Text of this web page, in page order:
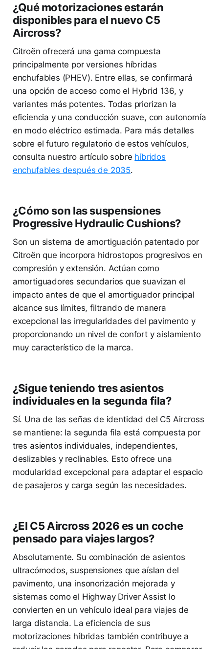
¿Qué motorizaciones estarán
disponibles para el nuevo C5
Aircross?
Citroën ofrecerá una gama compuesta
principalmente por versiones híbridas
enchufables (PHEV). Entre ellas, se confirmará
una opción de acceso como el Hybrid 136, y
variantes más potentes. Todas priorizan la
eficiencia y una conducción suave, con autonomía
en modo eléctrico estimada. Para más detalles
sobre el futuro regulatorio de estos vehículos,
consulta nuestro artículo sobre híbridos
enchufables después de 2035.
¿Cómo son las suspensiones
Progressive Hydraulic Cushions?
Son un sistema de amortiguación patentado por
Citroën que incorpora hidrostopos progresivos en
compresión y extensión. Actúan como
amortiguadores secundarios que suavizan el
impacto antes de que el amortiguador principal
alcance sus límites, filtrando de manera
excepcional las irregularidades del pavimento y
proporcionando un nivel de confort y aislamiento
muy característico de la marca.
¿Sigue teniendo tres asientos
individuales en la segunda fila?
Sí. Una de las señas de identidad del C5 Aircross
se mantiene: la segunda fila está compuesta por
tres asientos individuales, independientes,
deslizables y reclinables. Esto ofrece una
modularidad excepcional para adaptar el espacio
de pasajeros y carga según las necesidades.
¿El C5 Aircross 2026 es un coche
pensado para viajes largos?
Absolutamente. Su combinación de asientos
ultracómodos, suspensiones que aíslan del
pavimento, una insonorización mejorada y
sistemas como el Highway Driver Assist lo
convierten en un vehículo ideal para viajes de
larga distancia. La eficiencia de sus
motorizaciones híbridas también contribuye a